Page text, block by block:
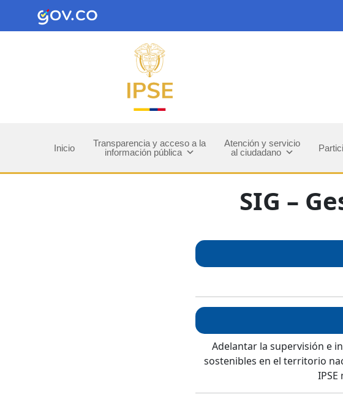
Inicio
Transparencia y acceso a la
información pública
Atención y servicio
al ciudadano
SIG –
Adelantar la supervisión e
sostenibles en el territorio